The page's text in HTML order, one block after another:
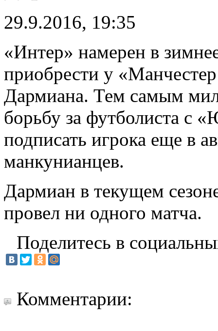
29.9.2016, 19:35
«Интер» намерен в
приобрести у
Дармиана. Тем самым
борьбу за футболиста с
подписать игрока еще в
манкунианцев.
Дармиан в текущем
провел ни одного матча.
Поделитесь в
Комментарии: